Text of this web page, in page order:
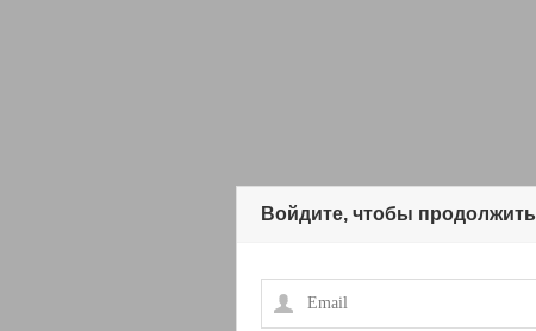
Войдите, чтобы продолжить
Email